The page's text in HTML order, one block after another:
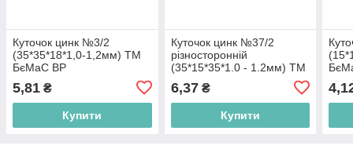
Куточок цинк №3/2
(35*35*18*1,0-1,2мм) ТМ
БєМаС BP
5,81 ₴
Купити
Куточок цинк №37/2
різносторонній
(35*15*35*1.0 - 1.2мм) ТМ
6,37₴
Купити